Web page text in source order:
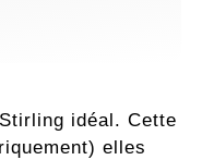
idéal. Cette
elles